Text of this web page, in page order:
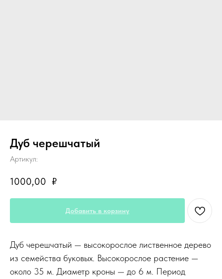
Дуб черешчатый
Артикул:
1000,00 ₽
Добавить в корзину
Дуб черешчатый — высокорослое лиственное дерево
из семейства буковых. Высокорослое растение —
около 35 м. Диаметр кроны — до 6 м. Период